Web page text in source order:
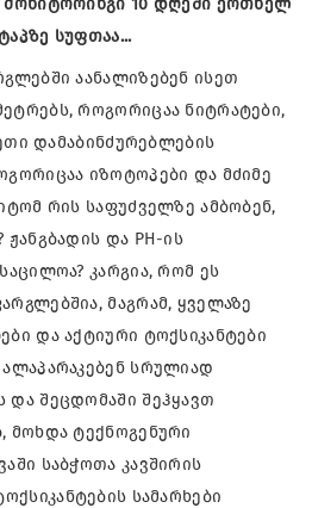
მონიტორინგი 10 დღეში ერთხელ
სუფთაა...
აანალიზებენ ისეთ
როგორიცაა ნიტრატები,
დამაბინძურებლების
იზოტოპები და მძიმე
რის საფუძველზე ამბობენ,
ჟანგბადის და PH-ის
კარგია, რომ ეს
მაგრამ, ყველაზე
და აქტიური ტოქსიკანტები
სრულიად
და შეცდომაში შეჰყავთ
მოხდა ტექნოგენური
საბჭოთა კავშირის
სამარხები